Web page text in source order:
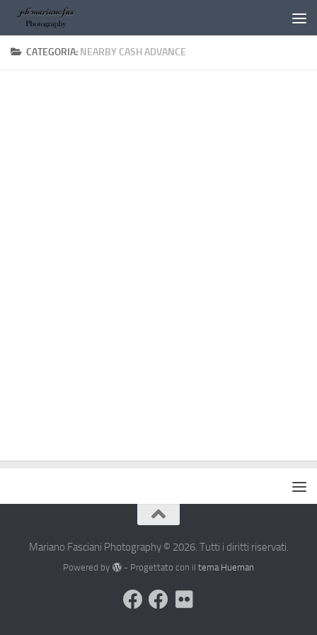
Salta al contenuto
CATEGORIA: NEARBY CASH ADVANCE
Mariano Fasciani Photography © 2026. Tutti i diritti riservati.
Powered by - Progettato con il tema Hueman